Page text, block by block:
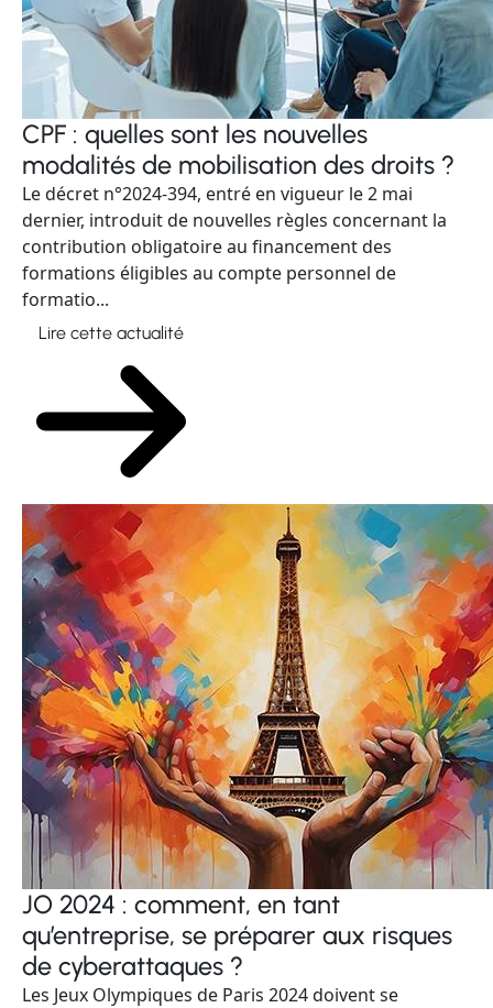
CPF : quelles sont les nouvelles
modalités de mobilisation des droits ?
Le décret n°2024-394, entré en vigueur le 2 mai
dernier, introduit de nouvelles règles concernant la
contribution obligatoire au financement des
formations éligibles au compte personnel de
formatio...
Lire cette actualité
JO 2024 : comment, en tant
qu’entreprise, se préparer aux risques
de cyberattaques ?
Les Jeux Olympiques de Paris 2024 doivent se